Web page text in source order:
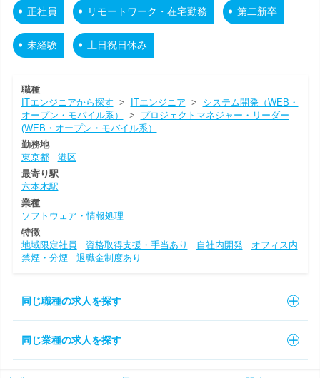
正社員 リモートワーク・在宅勤務 第二新卒
未経験 土日祝日休み
職種
ITエンジニアから探す > ITエンジニア > システム開発（WEB・
オープン・モバイル系）
> プロジェクトマネジャー・リーダー
(WEB・オープン・モバイル系）
勤務地
東京都
港区
最寄り駅
六本木駅
業種
ソフトウェア・情報処理
特徴
地域限定社員
資格取得支援・手当あり 自社内開発
オフィス内
禁煙・分煙
退職金制度あり
同じ職種の求人を探す
同じ業種の求人を探す